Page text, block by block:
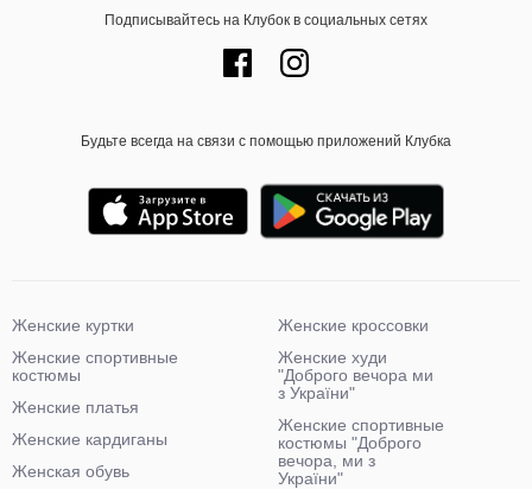
Подписывайтесь на Клубок в социальных сетях
Будьте всегда на связи с помощью приложений Клубка
Женские куртки
Женские спортивные
костюмы
Женские платья
Женские кардиганы
Женская обувь
Женские кроссовки
Женские худи
"Доброго вечора ми
з України"
Женские спортивные
костюмы "Доброго
вечора, ми з
України"